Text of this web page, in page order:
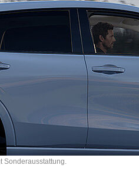
Sonderausstattung.